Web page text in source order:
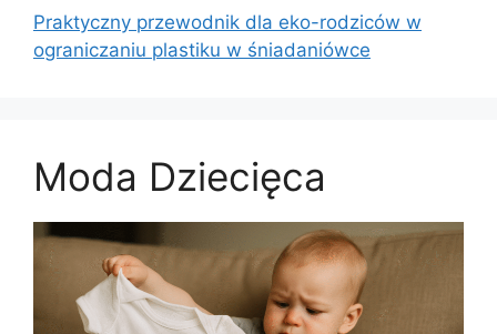
Praktyczny przewodnik dla eko-rodziców w
ograniczaniu plastiku w śniadaniówce
Moda Dziecięca